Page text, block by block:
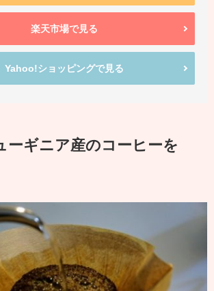
楽天市場で見る
Yahoo!ショッピングで見る
ーギニア産のコーヒーを